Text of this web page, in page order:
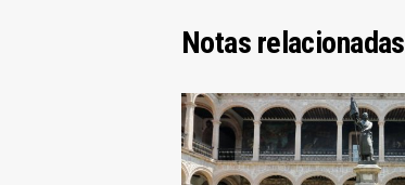
Notas relacionadas